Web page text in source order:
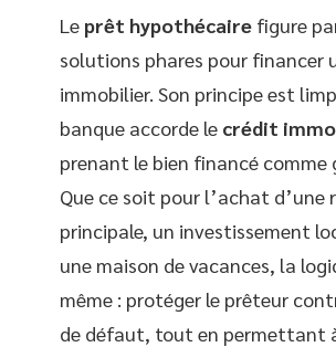
Le prêt hypothécaire figure
solutions phares pour financer
immobilier. Son principe est
banque accorde le crédit
prenant le bien financé comme
Que ce soit pour l’achat d’une
principale, un investissement
une maison de vacances, la
même : protéger le prêteur
de défaut, tout en permettant